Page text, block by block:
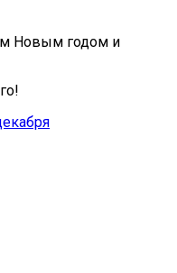
Новым годом и